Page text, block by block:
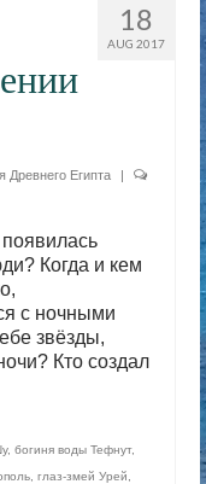
18
AUG 2017
Древнего Египта
|
Когда и кем
с ночными
звёзды,
Кто создал
, богиня воды Тефнут,
глаз-змей Урей